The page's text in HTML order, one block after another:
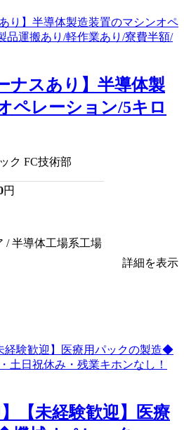
ナスあり】半導体製
ペレーション/5キロ
ク FC技術部
円
/ 半導体工場系工場
詳細を表示
】【未経験歓迎】医療